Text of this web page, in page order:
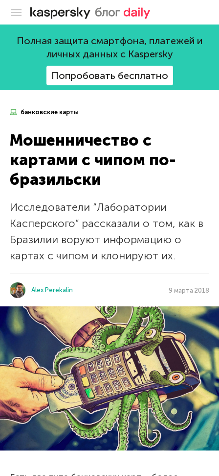
Блог Касперского
Полная защита смартфона, платежей и
личных данных с Kaspersky
Попробовать бесплатно
банковские карты
Мошенничество с
картами с чипом по-
бразильски
Исследователи “Лаборатории
Касперского” рассказали о том, как в
Бразилии воруют информацию о
картах с чипом и клонируют их.
Alex Perekalin 9 марта 2018